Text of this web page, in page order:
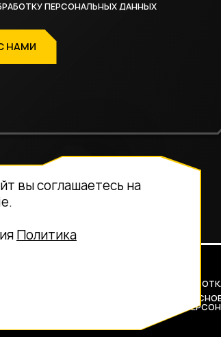
вы соглашаетесь на
Политика
ПЕРСОНАЛЬНЫХ ДАННЫХ
НАМИ
НА САЙТЕ ПРИ НАЛИЧИИ ПРАВОВЫХ
КРУГОМ ЛИЦ ОПУБЛИКОВАННЫХ